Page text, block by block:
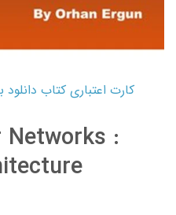
Networks :